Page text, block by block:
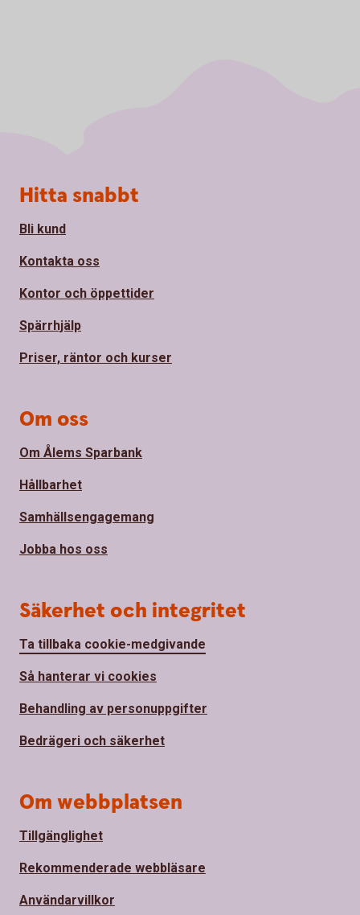
Sidfot
Hitta snabbt
Bli kund
Kontakta oss
Kontor och öppettider
Spärrhjälp
Priser, räntor och kurser
Om oss
Om Ålems Sparbank
Hållbarhet
Samhällsengagemang
Jobba hos oss
Säkerhet och integritet
Ta tillbaka cookie-medgivande
Så hanterar vi cookies
Behandling av personuppgifter
Bedrägeri och säkerhet
Om webbplatsen
Tillgänglighet
Rekommenderade webbläsare
Användarvillkor